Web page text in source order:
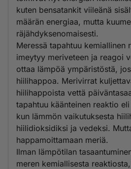
kuten bensatankit viileänä
määrän energiaa, mutta
räjähdyksenomaisesti.
Meressä tapahtuu kemiallinen
imeytyy meriveteen ja reagoi
ottaa lämpöä ympäristöstä,
hiilihappoa. Merivirrat
hiilihappoista vettä
tapahtuu käänteinen reaktio
kun lämmön vaikutuksesta
hiilidioksidiksi ja vedeksi.
happamoittamaan meriä.
Ilman lämpötilan
meren kemiallisesta